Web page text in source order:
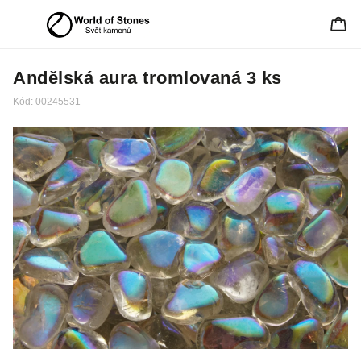
Andělská aura tromlovaná 3 ks
Kód: 00245531